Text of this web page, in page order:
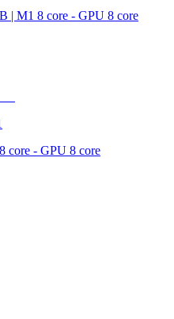
| M1 8 core - GPU 8 core
core - GPU 8 core